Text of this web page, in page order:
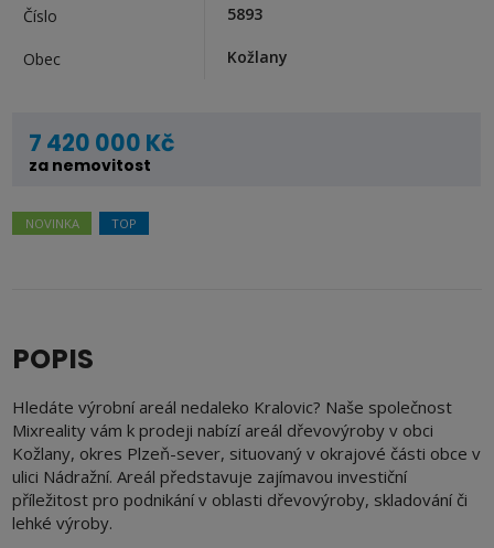
Číslo 5893
Obec Kožlany
7 420 000 Kč
za nemovitost
NOVINKA TOP
POPIS
Hledáte výrobní areál nedaleko Kralovic? Naše společnost
Mixreality vám k prodeji nabízí areál dřevovýroby v obci
Kožlany, okres Plzeň-sever, situovaný v okrajové části obce v
ulici Nádražní. Areál představuje zajímavou investiční
příležitost pro podnikání v oblasti dřevovýroby, skladování či
lehké výroby.